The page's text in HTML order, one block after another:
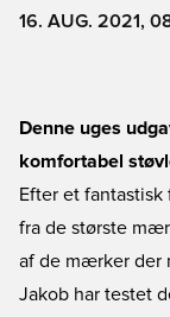
16. AUG. 2021,
Denne uges
komfortabel
Efter et
fra de største
af de mærker der
Jakob har testet